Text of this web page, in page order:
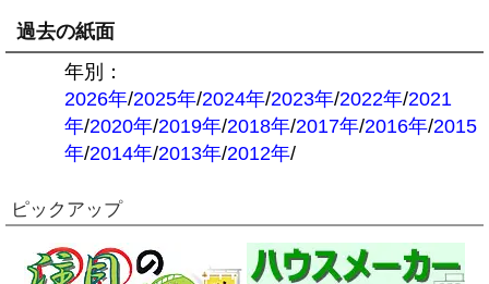
過去の紙面
年別：
2026年/2025年/2024年/2023年/2022年/2021
年/2020年/2019年/2018年/2017年/2016年/2015
年/2014年/2013年/2012年/
ピックアップ